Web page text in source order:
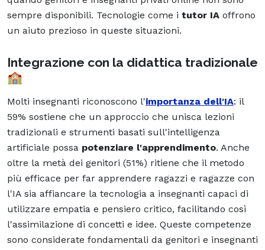
sempre disponibili. Tecnologie come i tutor IA offrono
un aiuto prezioso in queste situazioni.
Integrazione con la didattica tradizionale
🏫
Molti insegnanti riconoscono l'importanza dell'IA: il
59% sostiene che un approccio che unisca lezioni
tradizionali e strumenti basati sull'intelligenza
artificiale possa potenziare l'apprendimento. Anche
oltre la metà dei genitori (51%) ritiene che il metodo
più efficace per far apprendere ragazzi e ragazze con
l'IA sia affiancare la tecnologia a insegnanti capaci di
utilizzare empatia e pensiero critico, facilitando così
l'assimilazione di concetti e idee. Queste competenze
sono considerate fondamentali da genitori e insegnanti